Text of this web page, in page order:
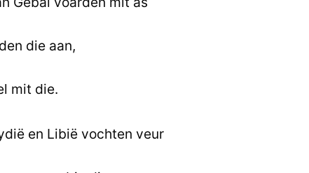
die aan,
mit die.
en Libië vochten veur